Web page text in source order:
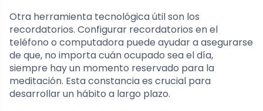
Otra herramienta tecnológica útil son los
recordatorios. Configurar recordatorios en el
teléfono o computadora puede ayudar a asegurarse
de que, no importa cuán ocupado sea el día,
siempre hay un momento reservado para la
meditación. Esta constancia es crucial para
desarrollar un hábito a largo plazo.